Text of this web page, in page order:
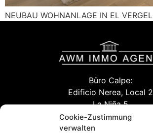
Cookie-Zustimmung
verwalten
NEUBAU WOHNANLAGE IN EL VERGEL
Büro Calpe:
Edificio Nerea, Local 2
La Niña 5
03710 Calpe (Alicante)